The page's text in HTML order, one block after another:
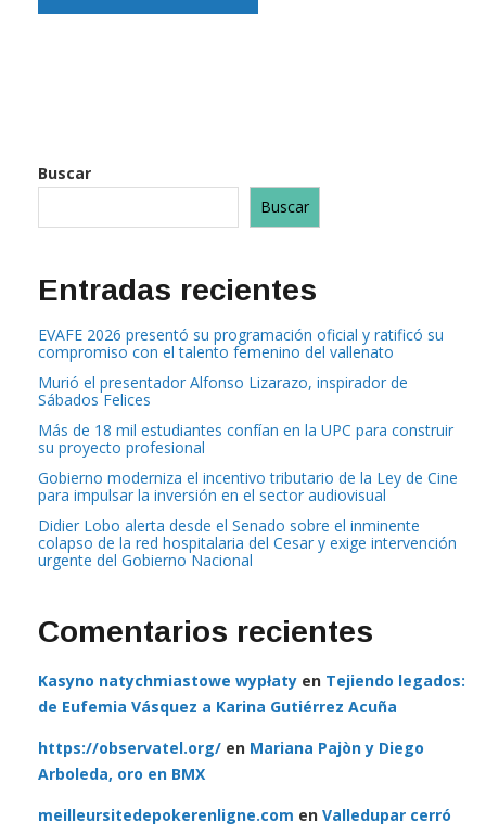
Buscar
Buscar
Entradas recientes
EVAFE 2026 presentó su programación oficial y ratificó su
compromiso con el talento femenino del vallenato
Murió el presentador Alfonso Lizarazo, inspirador de
Sábados Felices
Más de 18 mil estudiantes confían en la UPC para construir
su proyecto profesional
Gobierno moderniza el incentivo tributario de la Ley de Cine
para impulsar la inversión en el sector audiovisual
Didier Lobo alerta desde el Senado sobre el inminente
colapso de la red hospitalaria del Cesar y exige intervención
urgente del Gobierno Nacional
Comentarios recientes
Kasyno natychmiastowe wypłaty en Tejiendo legados:
de Eufemia Vásquez a Karina Gutiérrez Acuña
https://observatel.org/ en Mariana Pajòn y Diego
Arboleda, oro en BMX
meilleursitedepokerenligne.com en Valledupar cerró